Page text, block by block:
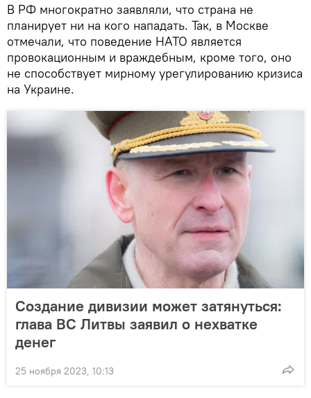
В РФ многократно заявляли, что страна не
планирует ни на кого нападать. Так, в Москве
отмечали, что поведение НАТО является
провокационным и враждебным, кроме того, оно
не способствует мирному урегулированию кризиса
на Украине.
Создание дивизии может затянуться:
глава ВС Литвы заявил о нехватке
денег
25 ноября 2023, 10:13